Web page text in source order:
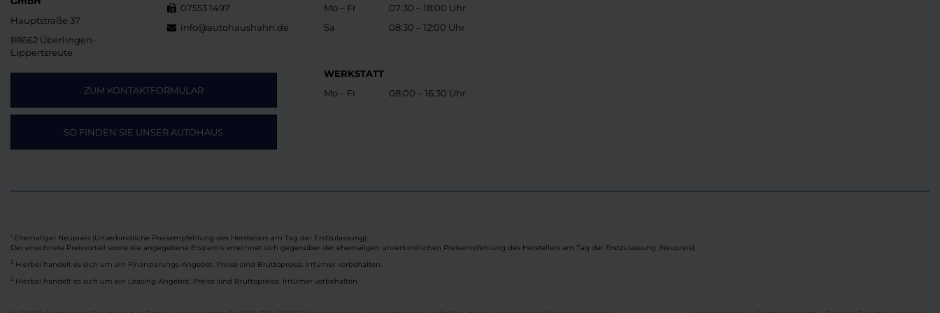
Hauptstraße 37
88662 Überlingen-
Lippertsreute
07553 1497
info@autohaushahn.de
ZUM KONTAKTFORMULAR
SO FINDEN SIE UNSER AUTOHAUS
Mo – Fr
Sa
07:30 – 18:00 Uhr
08:30 – 12:00 Uhr
WERKSTATT
Mo – Fr
08:00 – 16:30 Uhr
Ehemaliger Neupreis (Unverbindliche Preisempfehlung des Herstellers am Tag der Erstzulassung).
Der errechnete Preisvorteil sowie die angegebene Ersparnis errechnet sich gegenüber der ehemaligen unverbindlichen Preisempfehlung des Herstellers am Tag der Erstzulassung (Neupreis).
2 Hierbei handelt es sich um ein Finanzierungs-Angebot. Preise sind Bruttopreise. Irrtümer vorbehalten.
3 Hierbei handelt es sich um ein Leasing-Angebot. Preise sind Bruttopreise. Irrtümer vorbehalten.